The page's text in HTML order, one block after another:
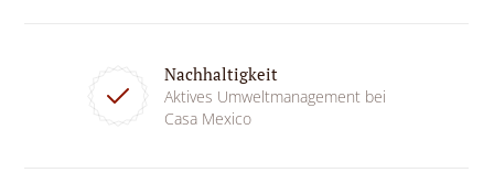
Nachhaltigkeit
Aktives Umweltmanagement bei
Casa Mexico